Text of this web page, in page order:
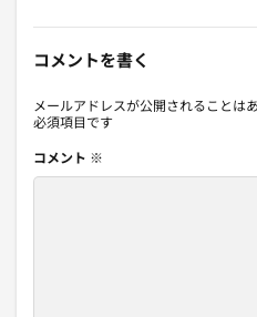
コメントを書く
メールアドレスが公開されることは
必須項目です
コメント ※